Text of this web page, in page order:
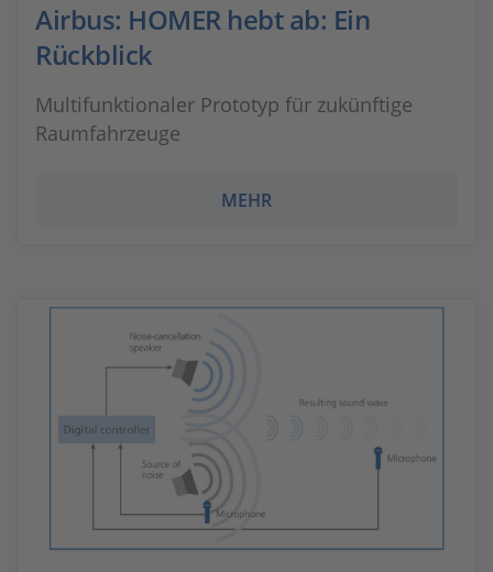
Airbus: HOMER hebt ab: Ein
Rückblick
Multifunktionaler Prototyp für zukünftige
Raumfahrzeuge
MEHR